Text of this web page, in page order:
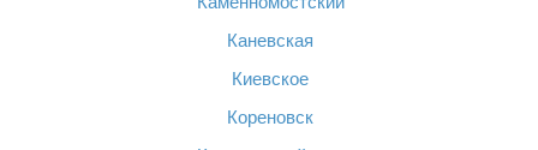
Каневская
Киевское
Кореновск